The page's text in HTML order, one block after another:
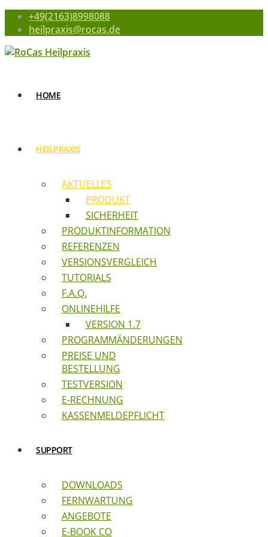
+49(2163)8998088
heilpraxis@rocas.de
HOME
HEILPRAXIS
AKTUELLES
PRODUKT
SICHERHEIT
PRODUKTINFORMATION
REFERENZEN
VERSIONSVERGLEICH
TUTORIALS
F.A.Q.
ONLINEHILFE
VERSION 1.7
PROGRAMMÄNDERUNGEN
PREISE UND
BESTELLUNG
TESTVERSION
E-RECHNUNG
KASSENMELDEPFLICHT
SUPPORT
DOWNLOADS
FERNWARTUNG
ANGEBOTE
E-BOOK CO